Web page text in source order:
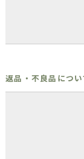
返品・不良品につい